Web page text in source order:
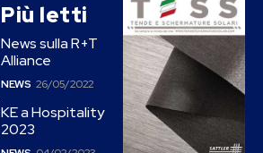
Più letti
News sulla R+T
Alliance
NEWS 26/05/2022
KE a Hospitality
2023